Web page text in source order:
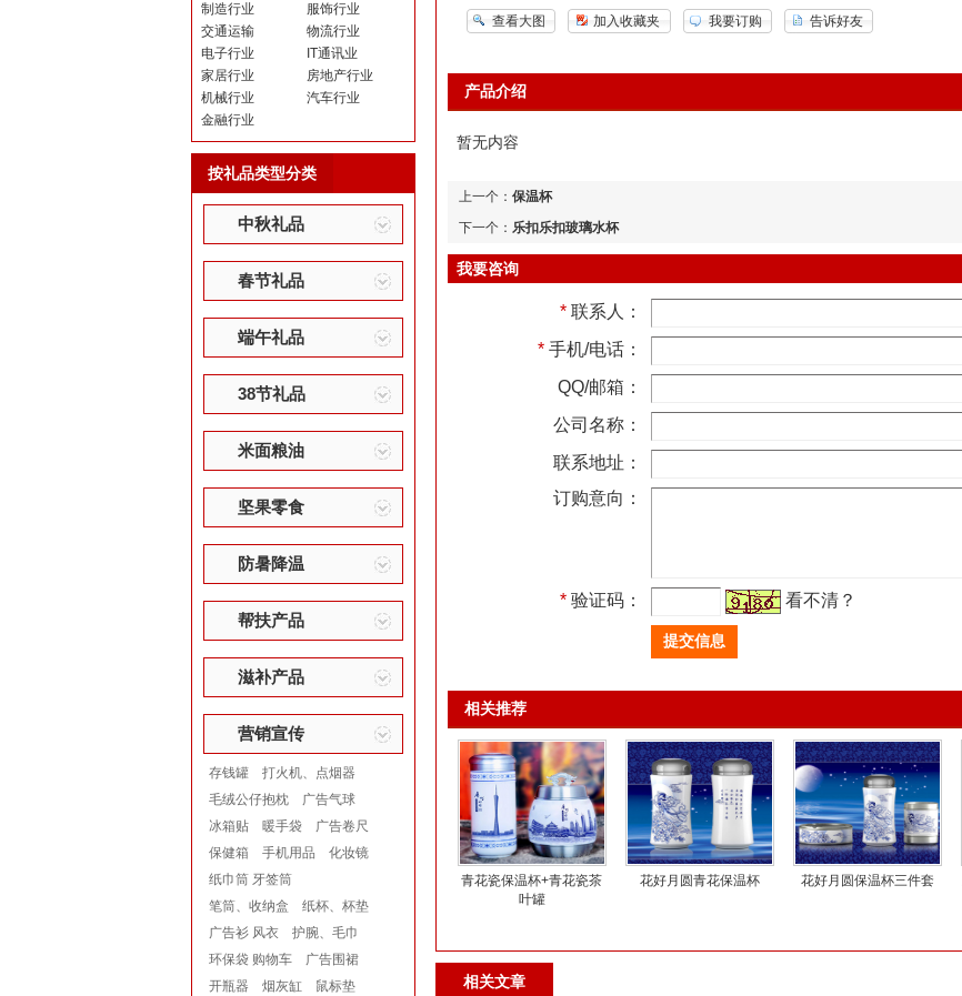
制造行业
服饰行业
交通运输
物流行业
电子行业
IT通讯业
家居行业
房地产行业
机械行业
汽车行业
金融行业
按礼品类型分类
中秋礼品
春节礼品
端午礼品
38节礼品
米面粮油
坚果零食
防暑降温
帮扶产品
滋补产品
营销宣传
存钱罐
打火机、点烟器
毛绒公仔抱枕
广告气球
冰箱贴
暖手袋
广告卷尺
保健箱
手机用品
化妆镜
纸巾筒 牙签筒
笔筒、收纳盒
纸杯、杯垫
广告衫 风衣
护腕、毛巾
环保袋 购物车
广告围裙
开瓶器
烟灰缸
鼠标垫
查看大图 加入收藏夹 我要订购 告诉好友
产品介绍
暂无内容
上一个： 保温杯
下一个： 乐扣乐扣玻璃水杯
我要咨询
* 联系人：
* 手机/电话：
QQ/邮箱：
公司名称：
联系地址：
订购意向：
* 验证码： 看不清？
相关推荐
青花瓷保温杯+青花瓷茶
叶罐
花好月圆青花保温杯 花好月圆保温杯三件套
相关文章